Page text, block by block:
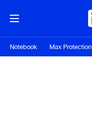
Notebook Max Protection